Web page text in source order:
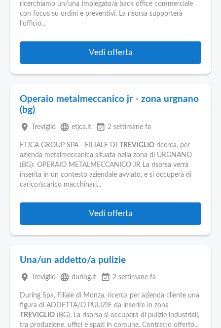
ricerchiamo un/una Impiegato/a back office commerciale
con focus su ordini e preventivi. La risorsa supporterà
l’ufficio...
Vedi offerta
Operaio metalmeccanico jr - zona urgnano
(bg)
place Treviglio language etjca.it event_available 2 settimane fa
ETJCA GROUP SPA - FILIALE DI TREVIGLIO ricerca, per
azienda metalmeccanica situata nella zona di URGNANO
(BG): OPERAIO METALMECCANICO JR La risorsa verrà
inserita in un contesto aziendale avviato, e si occuperà di
carico/scarico macchinari...
Vedi offerta
Una/un addetto/a pulizie
place Treviglio language during.it event_available 2 settimane fa
During Spa, Filiale di Monza, ricerca per azienda cliente una
figura di ADDETTA/O PULIZIE da inserire in zona
TREVIGLIO (BG). La risorsa si occuperà di pulizie industriali,
tra produzione, uffici e spazi in comune. Contratto offerto...